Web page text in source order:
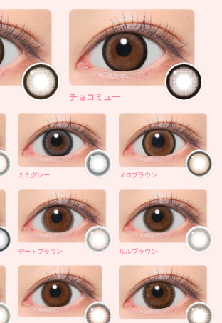
チョコミュー
ミミグレー メロブラウン
デートブラウン ルルブラウン